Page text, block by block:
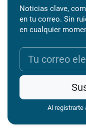
Noticias clave,
en tu correo. Sin
en cualquier
Al registrarte